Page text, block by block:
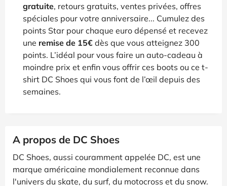
gratuite, retours gratuits, ventes privées, offres
spéciales pour votre anniversaire... Cumulez des
points Star pour chaque euro dépensé et recevez
une remise de 15€ dès que vous atteignez 300
points. L’idéal pour vous faire un auto-cadeau à
moindre prix et enfin vous offrir ces boots ou ce t-
shirt DC Shoes qui vous font de l’œil depuis des
semaines.
A propos de DC Shoes
DC Shoes, aussi couramment appelée DC, est une
marque américaine mondialement reconnue dans
l'univers du skate, du surf, du motocross et du snow.